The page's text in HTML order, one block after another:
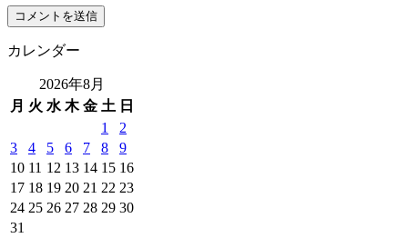
カレンダー
2026年8月
月 火 水 木 金 土 日
1
2
3
4 5 6 7 8
9
10 11 12 13 14 15 16
17 18 19 20 21 22 23
24 25 26 27 28 29 30
31